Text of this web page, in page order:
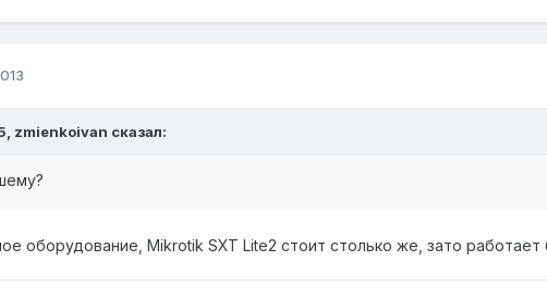
zmienkoivan сказал:
оборудование, Mikrotik SXT Lite2 стоит столько же, зато работает